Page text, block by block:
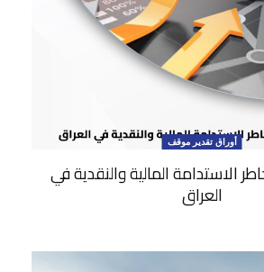
أوراق تقدير موقف
الاستدامة المالية والنقدية في
العراق